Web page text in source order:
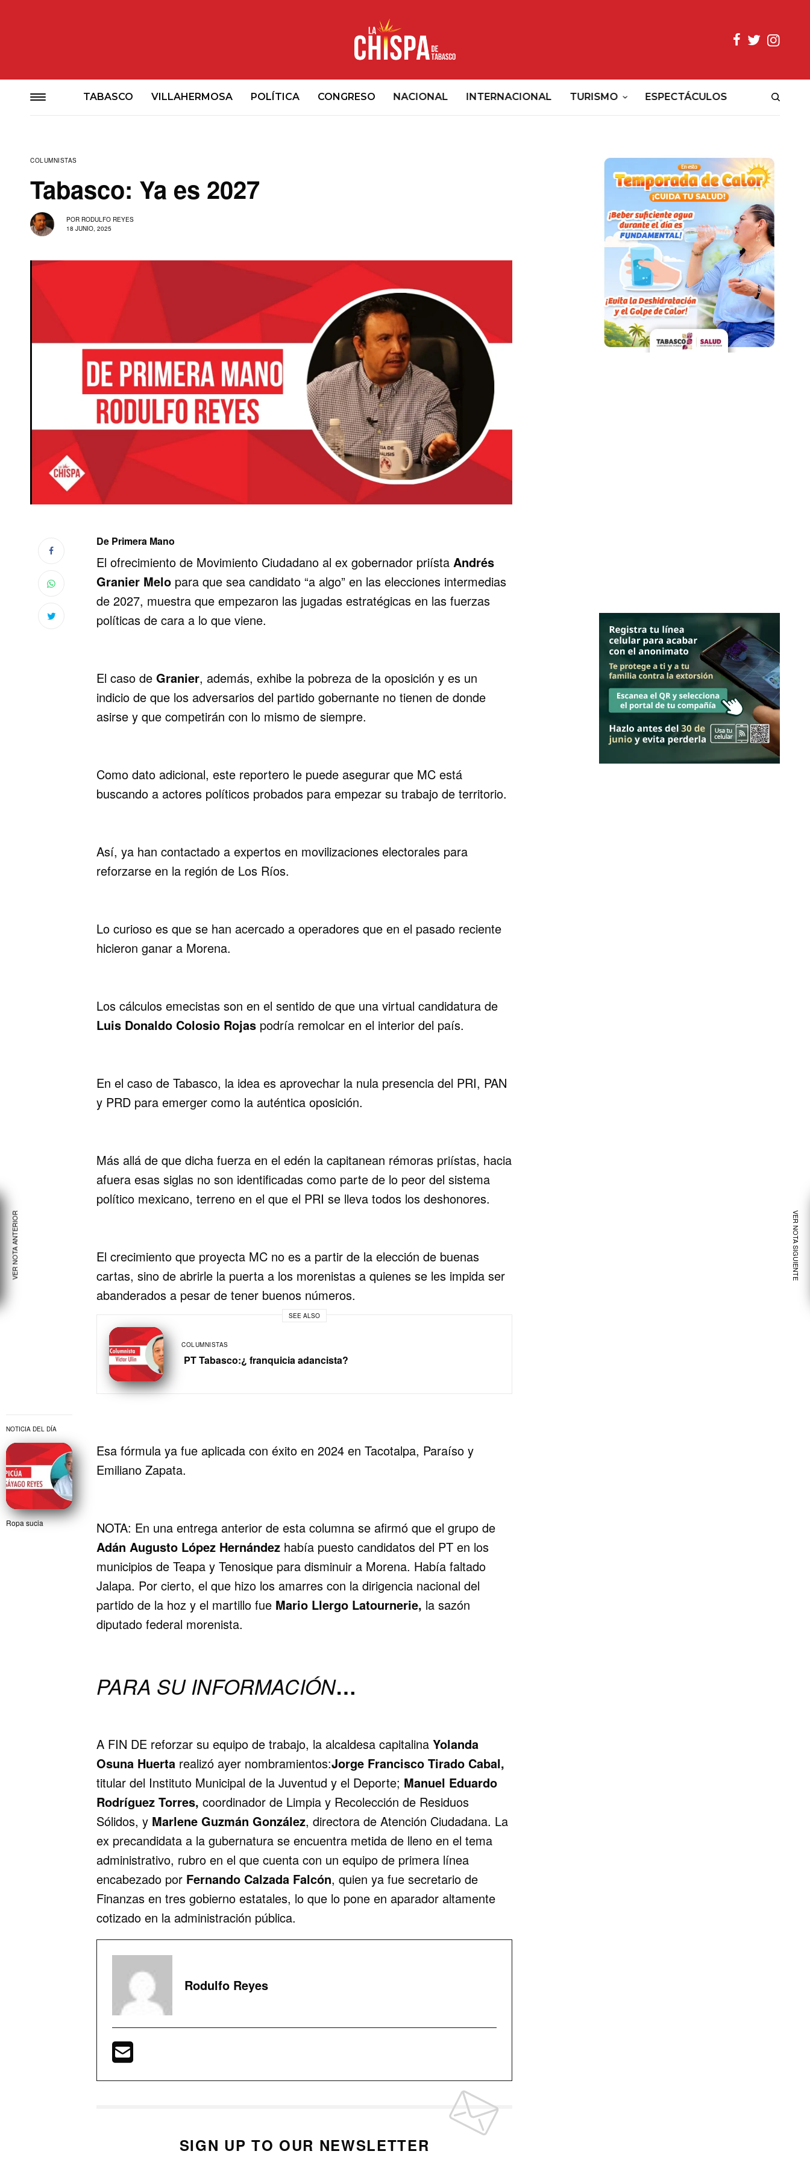
TABASCO VILLAHERMOSA POLÍTICA CONGRESO NACIONAL INTERNACIONAL TURISMO ESPECTÁCULOS
COLUMNISTAS
Tabasco: Ya es 2027
POR RODULFO REYES
18 JUNIO, 2025
NOTICIA DEL DÍA
Ropa sucia
De Primera Mano
El ofrecimiento de Movimiento Ciudadano al ex gobernador priístaAndrés
Granier Melo para que sea candidato “a algo” en las elecciones intermedias
de 2027, muestra que empezaron las jugadas estratégicas en las fuerzas
políticas de cara a lo que viene.
El caso deGranier, además, exhibe la pobreza de la oposición y es un
indicio de que los adversarios del partido gobernante no tienen de donde
asirse y que competirán con lo mismo de siempre.
Como dato adicional, este reportero le puede asegurar que MC está
buscando a actores políticos probados para empezar su trabajo de territorio.
Así, ya han contactado a expertos en movilizaciones electorales para
reforzarse en la región de Los Ríos.
Lo curioso es que se han acercado a operadores que en el pasado reciente
hicieron ganar a Morena.
Los cálculos emecistas son en el sentido de que una virtual candidatura de
Luis Donaldo Colosio Rojas podría remolcar en el interior del país.
En el caso de Tabasco, la idea es aprovechar la nula presencia del PRI, PAN
y PRD para emerger como la auténtica oposición.
Más allá de que dicha fuerza en el edén la capitanean rémoras priístas, hacia
afuera esas siglas no son identificadas como parte de lo peor del sistema
político mexicano, terreno en el que el PRI se lleva todos los deshonores.
El crecimiento que proyecta MC no es a partir de la elección de buenas
cartas, sino de abrirle la puerta a los morenistas a quienes se les impida ser
abanderados a pesar de tener buenos números.
SEE ALSO
COLUMNISTAS
PT Tabasco:¿ franquicia adancista?
Esa fórmula ya fue aplicada con éxito en 2024 en Tacotalpa, Paraíso y
Emiliano Zapata.
NOTA: En una entrega anterior de esta columna se afirmó que el grupo de
Adán Augusto López Hernández había puesto candidatos del PT en los
municipios de Teapa y Tenosique para disminuir a Morena. Había faltado
Jalapa. Por cierto, el que hizo los amarres con la dirigencia nacional del
partido de la hoz y el martillo fue Mario Llergo Latournerie, la sazón
diputado federal morenista.
PARA SU INFORMACIÓN…
A FIN DE reforzar su equipo de trabajo, la alcaldesa capitalinaYolanda
Osuna Huerta realizó ayer nombramientos:Jorge Francisco Tirado Cabal,
titular del Instituto Municipal de la Juventud y el Deporte; Manuel Eduardo
Rodríguez Torres, coordinador de Limpia y Recolección de Residuos
Sólidos, y Marlene Guzmán González, directora de Atención Ciudadana. La
ex precandidata a la gubernatura se encuentra metida de lleno en el tema
administrativo, rubro en el que cuenta con un equipo de primera línea
encabezado por Fernando Calzada Falcón, quien ya fue secretario de
Finanzas en tres gobierno estatales, lo que lo pone en aparador altamente
cotizado en la administración pública.
Rodulfo Reyes
SIGN UP TO OUR NEWSLETTER
VER NOTA ANTERIOR VER NOTA SIGUIENTE